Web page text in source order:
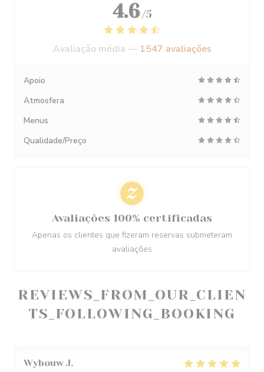
REVIEWS_FROM_OUR_CLIEN
TS_FOLLOWING_BOOKING
Wybouw J
4.6 /5
Avaliação média — 1547 avaliações
Apoio
Atmosfera
Menus
Qualidade/Preço
Avaliações 100% certificadas
Apenas os clientes que fizeram reservas submeteram
avaliações